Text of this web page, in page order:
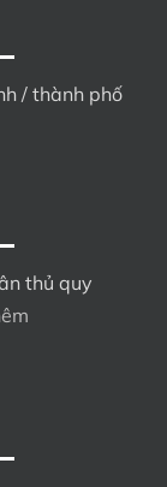
/ thành phố
thủ quy